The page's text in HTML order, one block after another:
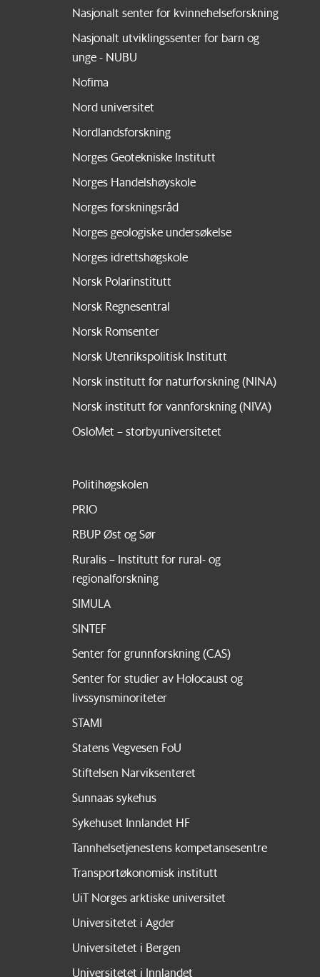
Nasjonalt senter for kvinnehelseforskning
Nasjonalt utviklingssenter for barn og
unge - NUBU
Nofima
Nord universitet
Nordlandsforskning
Norges Geotekniske Institutt
Norges Handelshøyskole
Norges forskningsråd
Norges geologiske undersøkelse
Norges idrettshøgskole
Norsk Polarinstitutt
Norsk Regnesentral
Norsk Romsenter
Norsk Utenrikspolitisk Institutt
Norsk institutt for naturforskning (NINA)
Norsk institutt for vannforskning (NIVA)
OsloMet – storbyuniversitetet
Politihøgskolen
PRIO
RBUP Øst og Sør
Ruralis – Institutt for rural- og
regionalforskning
SIMULA
SINTEF
Senter for grunnforskning (CAS)
Senter for studier av Holocaust og
livssynsminoriteter
STAMI
Statens Vegvesen FoU
Stiftelsen Narviksenteret
Sunnaas sykehus
Sykehuset Innlandet HF
Tannhelsetjenestens kompetansesentre
Transportøkonomisk institutt
UiT Norges arktiske universitet
Universitetet i Agder
Universitetet i Bergen
Universitetet i Innlandet